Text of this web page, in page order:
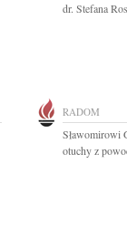
dr. Stefana
RADOM
Sławomirowi
otuchy z